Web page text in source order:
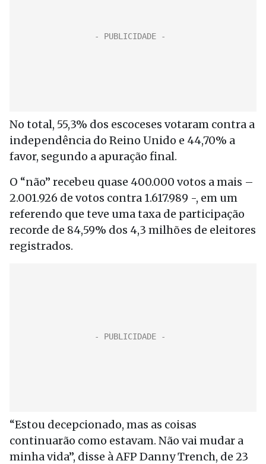
No total, 55,3% dos escoceses votaram contra a
independência do Reino Unido e 44,70% a
favor, segundo a apuração final.
O “não” recebeu quase 400.000 votos a mais –
2.001.926 de votos contra 1.617.989 -, em um
referendo que teve uma taxa de participação
recorde de 84,59% dos 4,3 milhões de eleitores
registrados.
“Estou decepcionado, mas as coisas
continuarão como estavam. Não vai mudar a
minha vida”, disse à AFP Danny Trench, de 23